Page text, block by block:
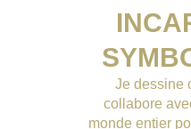
Je dessine
collabore
monde entier